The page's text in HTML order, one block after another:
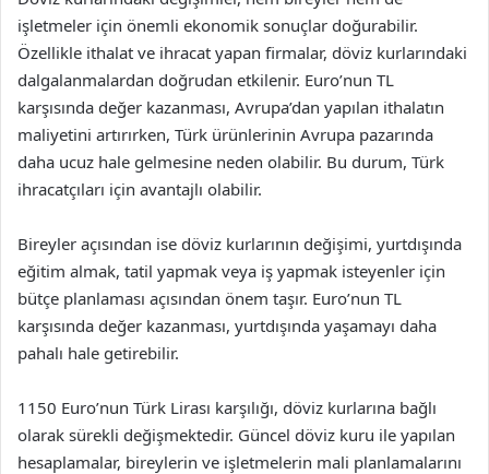
işletmeler için önemli ekonomik sonuçlar doğurabilir.
Özellikle ithalat ve ihracat yapan firmalar, döviz kurlarındaki
dalgalanmalardan doğrudan etkilenir. Euro’nun TL
karşısında değer kazanması, Avrupa’dan yapılan ithalatın
maliyetini artırırken, Türk ürünlerinin Avrupa pazarında
daha ucuz hale gelmesine neden olabilir. Bu durum, Türk
ihracatçıları için avantajlı olabilir.
Bireyler açısından ise döviz kurlarının değişimi, yurtdışında
eğitim almak, tatil yapmak veya iş yapmak isteyenler için
bütçe planlaması açısından önem taşır. Euro’nun TL
karşısında değer kazanması, yurtdışında yaşamayı daha
pahalı hale getirebilir.
1150 Euro’nun Türk Lirası karşılığı, döviz kurlarına bağlı
olarak sürekli değişmektedir. Güncel döviz kuru ile yapılan
hesaplamalar, bireylerin ve işletmelerin mali planlamalarını